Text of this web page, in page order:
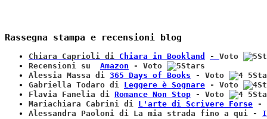
Rassegna stampa e recensioni blog
Chiara Caprioli di Chiara in Bookland - Voto
Recensioni su Amazon - Voto
Alessia Massa di 365 Days of Books - Voto
Gabriella Todaro di Leggere è Sognare - Voto
Flavia Fanelia di Romance Non Stop - Voto
Mariachiara Cabrini di L'arte di Scrivere Forse -
Alessandra Paoloni di La mia strada fino a qui -